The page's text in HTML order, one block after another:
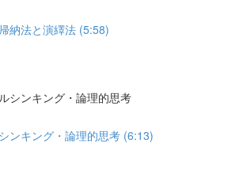
納法と演繹法 (5:58)
シンキング・論理的思考
ンキング・論理的思考 (6:13)